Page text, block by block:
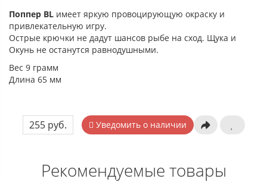
Поппер BL имеет яркую провоцирующую окраску и
привлекательную игру.
Острые крючки не дадут шансов рыбе на сход. Щука и
Окунь не останутся равнодушными.
Вес 9 грамм
Длина 65 мм
255 руб. Уведомить о наличии
Рекомендуемые товары